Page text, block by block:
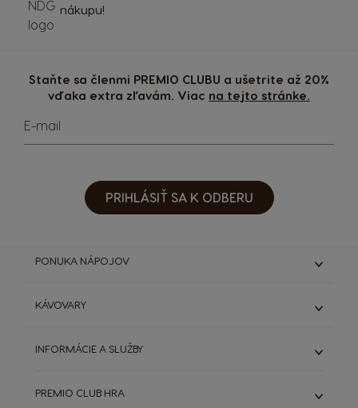
Staňte sa členmi PREMIO CLUBU a ušetrite až 20%
vďaka extra zľavám. Viac na tejto stránke.
E-mail
PRIHLÁSIŤ SA K ODBERU
nákupu!
PONUKA NÁPOJOV
Lungo & Grande
Čokoládové nápoje
Výhodná balenia
KÁVOVARY
Genio S Plus
INFORMÁCIE A SLUŽBY
DOLCE GUSTO SYSTÉM
PREMIO CLUB HRA